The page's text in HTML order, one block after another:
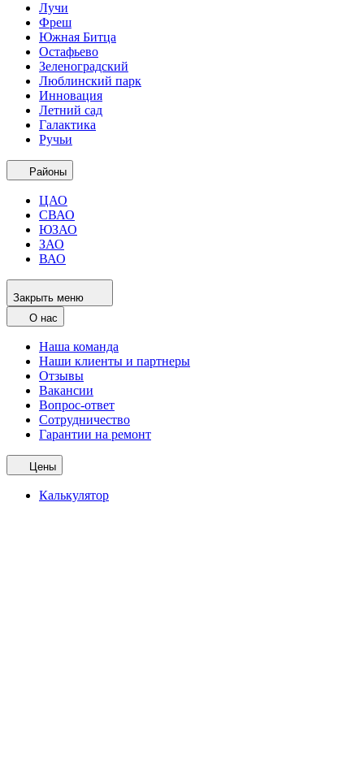
Лучи
Фреш
Южная Битца
Остафьево
Зеленоградский
Люблинский парк
Инновация
Летний сад
Галактика
Ручьи
Районы
ЦАО
СВАО
ЮЗАО
ЗАО
ВАО
Закрыть меню
О нас
Наша команда
Наши клиенты и партнеры
Отзывы
Вакансии
Вопрос-ответ
Сотрудничество
Гарантии на ремонт
Цены
Калькулятор